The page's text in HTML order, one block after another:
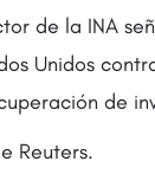
de la INA
Unidos
de
Reuters.